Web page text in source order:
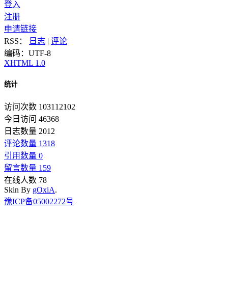
登入
注册
申请链接
RSS：
日志 | 评论
编码：UTF-8
XHTML 1.0
统计
访问次数 103112102
今日访问 46368
日志数量 2012
评论数量 1318
引用数量 0
留言数量 159
在线人数 78
Skin By gOxiA.
豫ICP备05002272号